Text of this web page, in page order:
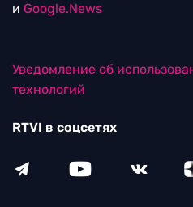
и Google.News
Уведомление об
технологий
RTVI в соцсетях